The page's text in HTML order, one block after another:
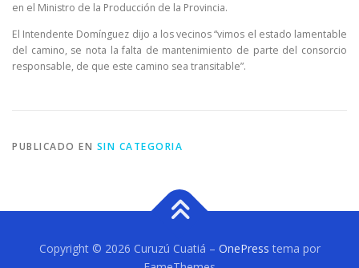
en el Ministro de la Producción de la Provincia.
El Intendente Domínguez dijo a los vecinos “vimos el estado lamentable
del camino, se nota la falta de mantenimiento de parte del consorcio
responsable, de que este camino sea transitable”.
PUBLICADO EN SIN CATEGORIA
Copyright © 2026 Curuzú Cuatiá – OnePress tema por